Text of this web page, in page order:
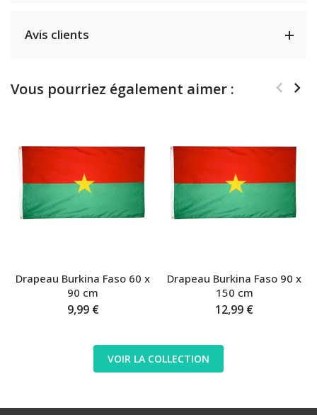
Avis clients
Vous pourriez également aimer :
Drapeau Burkina Faso 60 x
90 cm
9,99 €
Drapeau Burkina Faso 90 x
150 cm
12,99 €
VOIR LA COLLECTION